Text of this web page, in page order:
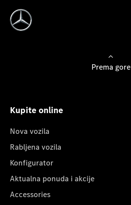
Prema gore
Kupite online
Nova vozila
Rabljena vozila
Konfigurator
Aktualna ponuda i akcije
Accessories